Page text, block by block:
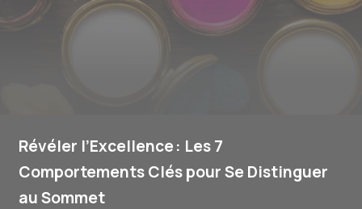
Révéler l’Excellence : Les 7
Comportements Clés pour Se Distinguer
au Sommet